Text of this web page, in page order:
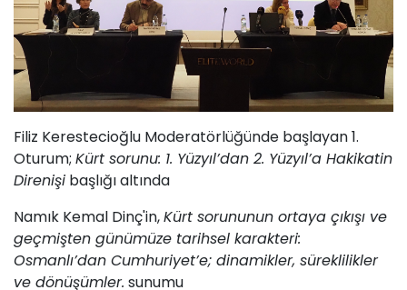
Filiz Kerestecioğlu Moderatörlüğünde başlayan 1.
Oturum; Kürt sorunu: 1. Yüzyıl’dan 2. Yüzyıl’a Hakikatin
Direnişi başlığı altında
Namık Kemal Dinç'in,Kürt sorununun ortaya çıkışı ve
geçmişten günümüze tarihsel karakteri:
Osmanlı’dan Cumhuriyet’e; dinamikler, süreklilikler
ve dönüşümler. sunumu